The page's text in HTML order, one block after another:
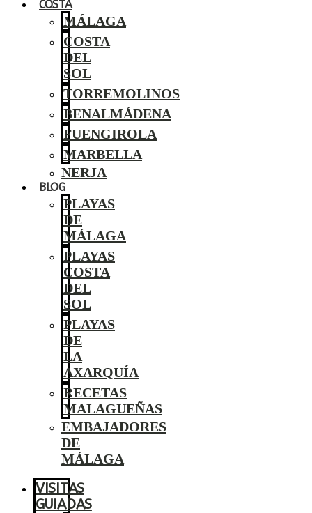
COSTA
MÁLAGA
COSTA
DEL
SOL
TORREMOLINOS
BENALMÁDENA
FUENGIROLA
MARBELLA
NERJA
BLOG
PLAYAS
DE
MÁLAGA
PLAYAS
COSTA
DEL
SOL
PLAYAS
DE
LA
AXARQUÍA
RECETAS
MALAGUEÑAS
EMBAJADORES
DE
MÁLAGA
VISITAS
GUIADAS